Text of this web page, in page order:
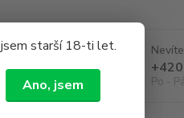
starší 18-ti let.
Ano, jsem
Hledat
Po -